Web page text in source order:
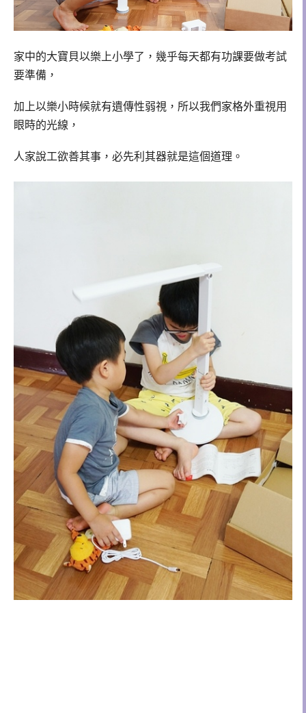
家中的大寶貝以樂上小學了，幾乎每天都有功課要做考試
要準備，
加上以樂小時候就有遺傳性弱視，所以我們家格外重視用
眼時的光線，
人家說工欲善其事，必先利其器就是這個道理。